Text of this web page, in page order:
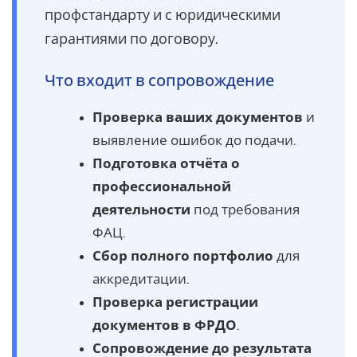
профстандарту и с юридическими
гарантиями по договору.
Что входит в сопровождение
Проверка ваших документов и
выявление ошибок до подачи.
Подготовка отчёта о
профессиональной
деятельности под требования
ФАЦ.
Сбор полного портфолио для
аккредитации.
Проверка регистрации
документов в ФРДО.
Сопровождение до результата